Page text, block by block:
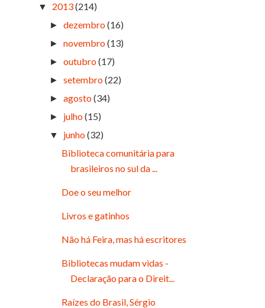
▼ 2013(214)
►dezembro(16)
►novembro(13)
►outubro(17)
►setembro(22)
►agosto(34)
► julho(15)
▼ junho(32)
Biblioteca comunitária para
brasileiros no sul da ...
Doe o seu melhor
Livros e gatinhos
Não há Feira, mas há escritores
Bibliotecas mudam vidas -
Declaração para o Direit...
Raízes do Brasil, Sérgio